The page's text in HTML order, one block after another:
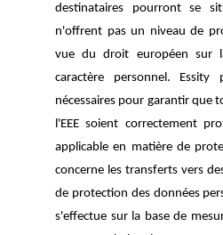
destinataires pourront se
n'offrent pas un niveau de
vue du droit européen sur
caractère personnel.
nécessaires pour garantir que
l'EEE soient correctement
applicable en matière de
concerne les transferts vers
de protection des données
s'effectue sur la base de